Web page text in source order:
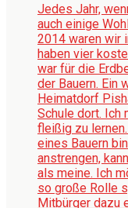
Jedes Jahr,
auch einige
2014 waren wir
haben vier
war für die
der Bauern. Ein
Heimatdorf
Schule dort. Ich
fleißig zu
eines Bauern
anstrengen,
als meine. Ich
so große Rolle
Mitbürger dazu